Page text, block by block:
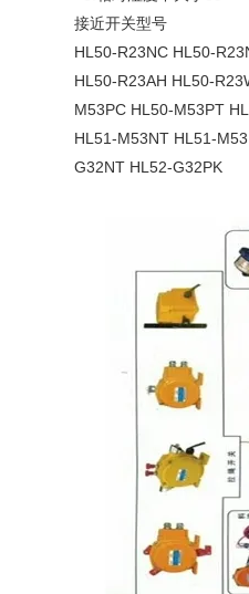
接近开关型号
HL50-R23NC HL50-
HL50-R23AH HL50-
M53PC HL50-M53PT
HL51-M53NT HL51-
G32NT HL52-G32PK